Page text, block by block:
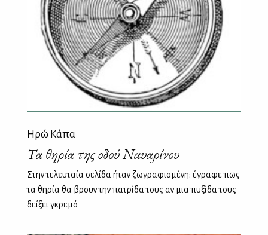
Ηρώ Κάπα
Τα θηρία της οδού Ναυαρίνου
Στην τελευταία σελίδα ήταν ζωγραφισμένη: έγραφε πως
τα θηρία θα βρουν την πατρίδα τους αν μια πυξίδα τους
δείξει γκρεμό